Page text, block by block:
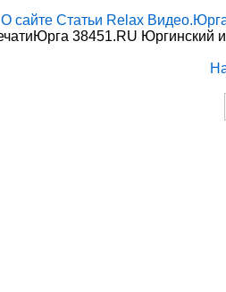
О сайте Статьи Relax
Юрга 38451.RU Юргинский